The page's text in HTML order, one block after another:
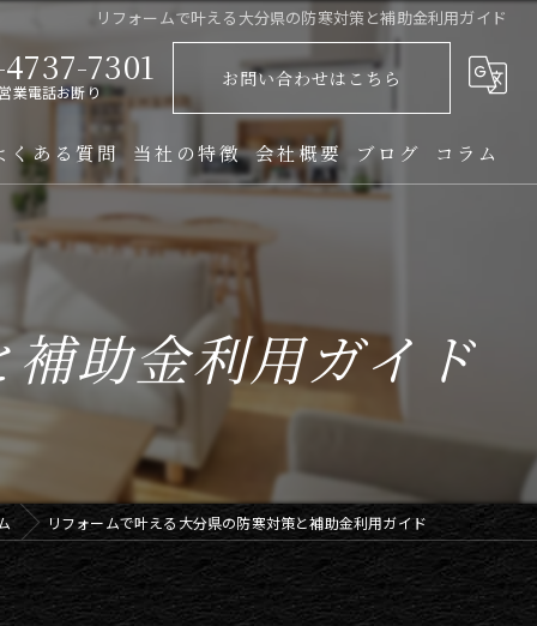
リフォームで叶える大分県の防寒対策と補助金利用ガイド
7301
業電話お断り
お問い合わせはこちら
くある質問 当社の特徴
クロス張替え
クッションフロア
アパート
マンション
一軒家
会社概要 ブログ コラム
助金利用ガイド
リフォームで叶える大分県の防寒対策と補助金利用ガイド